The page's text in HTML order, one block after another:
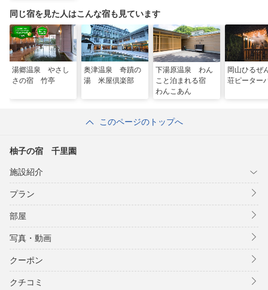
同じ宿を見た人はこんな宿も見ています
湯郷温泉 やさし
さの宿 竹亭
奥津温泉 奇蹟の
湯 米屋倶楽部
下湯原温泉 わん
こと泊まれる宿
わんこあん
岡山ひるぜ
荘ピーター
このページのトップへ
柚子の宿 千里園
施設紹介
プラン
部屋
写真・動画
クーポン
クチコミ